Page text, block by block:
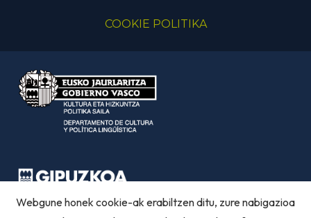
COOKIE POLITIKA
Webgune honek cookie-ak erabiltzen ditu, zure nabigazioa